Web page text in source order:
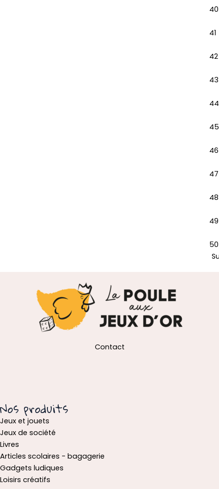
40
41
42
43
44
45
46
47
48
49
50
Contact
Nos produits
Jeux et jouets
Jeux de société
Livres
Articles scolaires - bagagerie
Gadgets ludiques
Loisirs créatifs